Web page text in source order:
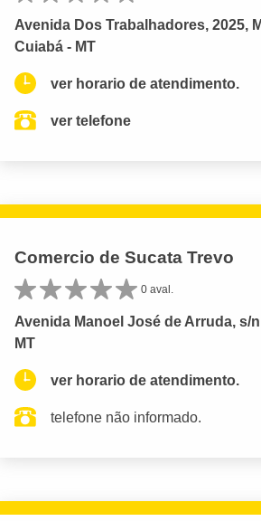
Avenida Dos Trabalhadores, 2025,
Cuiabá - MT
ver horario de atendimento.
ver telefone
Comercio de Sucata Trevo
0 aval.
Avenida Manoel José de Arruda, s/
MT
ver horario de atendimento.
telefone não informado.